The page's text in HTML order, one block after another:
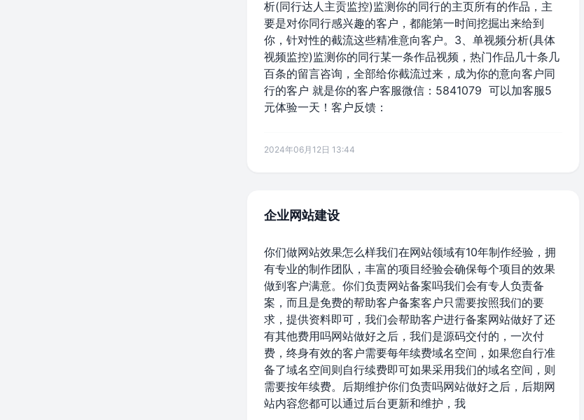
析(同行达人主贡监控)监测你的同行的主页所有的作品，主
要是对你同行感兴趣的客户，都能第一时间挖掘出来给到
你，针对性的截流这些精准意向客户。3、单视频分析(具体
视频监控)监测你的同行某一条作品视频，热门作品几十条几
百条的留言咨询，全部给你截流过来，成为你的意向客户同
行的客户 就是你的客户客服微信：5841079 可以加客服5
元体验一天！客户反馈：
2024年06月12日 13:44
企业网站建设
你们做网站效果怎么样我们在网站领域有10年制作经验，拥
有专业的制作团队，丰富的项目经验会确保每个项目的效果
做到客户满意。你们负责网站备案吗我们会有专人负责备
案，而且是免费的帮助客户备案客户只需要按照我们的要
求，提供资料即可，我们会帮助客户进行备案网站做好了还
有其他费用吗网站做好之后，我们是源码交付的，一次付
费，终身有效的客户需要每年续费域名空间，如果您自行准
备了域名空间则自行续费即可如果采用我们的域名空间，则
需要按年续费。后期维护你们负责吗网站做好之后，后期网
站内容您都可以通过后台更新和维护，我